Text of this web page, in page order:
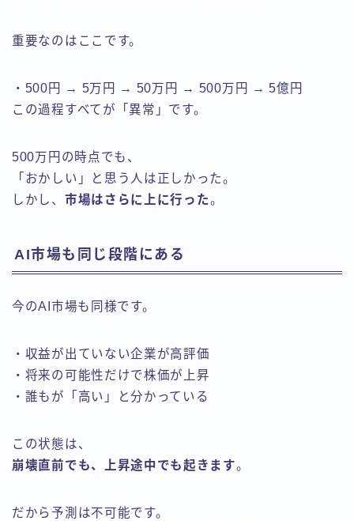
重要なのはここです。
・500円 → 5万円 → 50万円 → 500万円 → 5億円
この過程すべてが「異常」です。
500万円の時点でも、
「おかしい」と思う人は正しかった。
しかし、 市場はさらに上に行った。
AI市場も同じ段階にある
今のAI市場も同様です。
・収益が出ていない企業が高評価
・将来の可能性だけで株価が上昇
・誰もが「高い」と分かっている
この状態は、
崩壊直前でも、上昇途中でも起きます。
だから予測は不可能です。